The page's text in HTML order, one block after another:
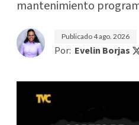
mantenimiento
Publicado4 ago. 2026
Por: Evelin Borjas